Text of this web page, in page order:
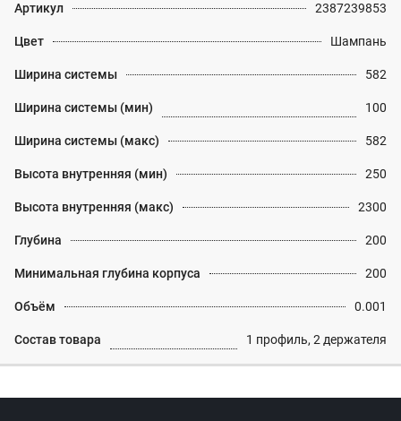
Артикул 2387239853
Цвет Шампань
Ширина системы 582
Ширина системы (мин) 100
Ширина системы (макс) 582
Высота внутренняя (мин) 250
Высота внутренняя (макс) 2300
Глубина 200
Минимальная глубина корпуса 200
Объём 0.001
Состав товара 1 профиль, 2 держателя